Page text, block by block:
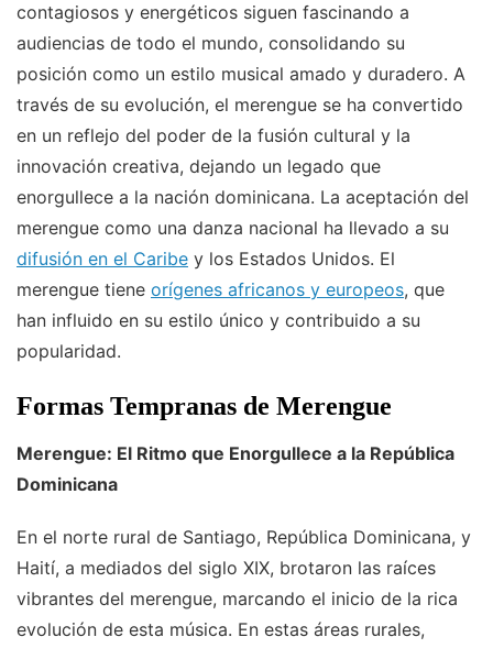
contagiosos y energéticos siguen fascinando a
audiencias de todo el mundo, consolidando su
posición como un estilo musical amado y duradero. A
través de su evolución, el merengue se ha convertido
en un reflejo del poder de la fusión cultural y la
innovación creativa, dejando un legado que
enorgullece a la nación dominicana. La aceptación del
merengue como una danza nacional ha llevado a su
difusión en el Caribe y los Estados Unidos. El
merengue tiene orígenes africanos y europeos, que
han influido en su estilo único y contribuido a su
popularidad.
Formas Tempranas de Merengue
Merengue: El Ritmo que Enorgullece a la República
Dominicana
En el norte rural de Santiago, República Dominicana, y
Haití, a mediados del siglo XIX, brotaron las raíces
vibrantes del merengue, marcando el inicio de la rica
evolución de esta música. En estas áreas rurales,